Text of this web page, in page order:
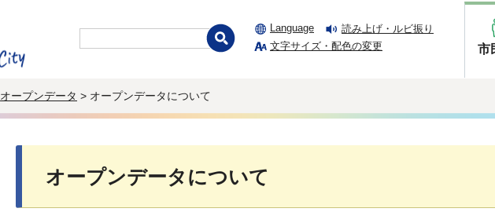
Language
読み上げ・ルビ振り
文字サイズ・配色の変更
市
オープンデータ > オープンデータについて
オープンデータについて